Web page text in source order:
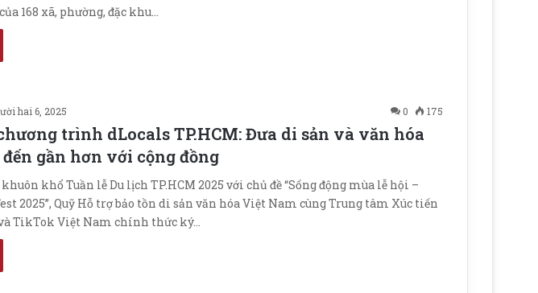
168 xã, phường, đặc khu…
hai 6, 2025 0 175
trình dLocals TP.HCM: Đưa di sản và văn hóa
gần hơn với cộng đồng
khổ Tuần lễ Du lịch TP.HCM 2025 với chủ đề “Sống động mùa lễ hội –
2025”, Quỹ Hỗ trợ bảo tồn di sản văn hóa Việt Nam cùng Trung tâm Xúc tiến
TikTok Việt Nam chính thức ký…